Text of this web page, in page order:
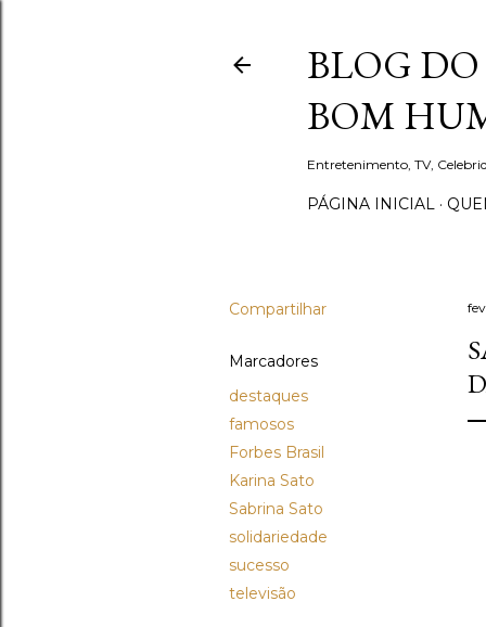
BLOG
BOM
Entretenimento, TV,
PÁGINA INICIAL
Compartilhar
Marcadores
destaques
famosos
Forbes Brasil
Karina Sato
Sabrina Sato
solidariedade
sucesso
televisão